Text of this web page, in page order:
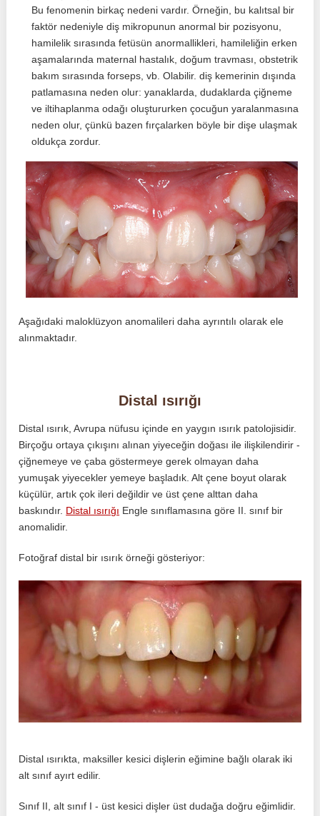
Bu fenomenin birkaç nedeni vardır. Örneğin, bu kalıtsal bir
faktör nedeniyle diş mikropunun anormal bir pozisyonu,
hamilelik sırasında fetüsün anormallikleri, hamileliğin erken
aşamalarında maternal hastalık, doğum travması, obstetrik
bakım sırasında forseps, vb. Olabilir. diş kemerinin dışında
patlamasına neden olur: yanaklarda, dudaklarda çiğneme
ve iltihaplanma odağı oluştururken çocuğun yaralanmasına
neden olur, çünkü bazen fırçalarken böyle bir dişe ulaşmak
oldukça zordur.
Aşağıdaki maloklüzyon anomalileri daha ayrıntılı olarak ele
alınmaktadır.
Distal ısırığı
Distal ısırık, Avrupa nüfusu içinde en yaygın ısırık patolojisidir.
Birçoğu ortaya çıkışını alınan yiyeceğin doğası ile ilişkilendirir -
çiğnemeye ve çaba göstermeye gerek olmayan daha
yumuşak yiyecekler yemeye başladık. Alt çene boyut olarak
küçülür, artık çok ileri değildir ve üst çene alttan daha
baskındır. Distal ısırığı Engle sınıflamasına göre II. sınıf bir
anomalidir.
Fotoğraf distal bir ısırık örneği gösteriyor:
Distal ısırıkta, maksiller kesici dişlerin eğimine bağlı olarak iki
alt sınıf ayırt edilir.
Sınıf II, alt sınıf I - üst kesici dişler üst dudağa doğru eğimlidir.